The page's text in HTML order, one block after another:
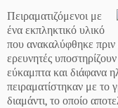
Πειραματιζόμενοι με
ένα εκπληκτικό υλικό
που ανακαλύφθηκε πριν
ερευνητές
εύκαμπτα και διάφανα
πειραματίστηκαν με το
διαμάντι, το οποίο